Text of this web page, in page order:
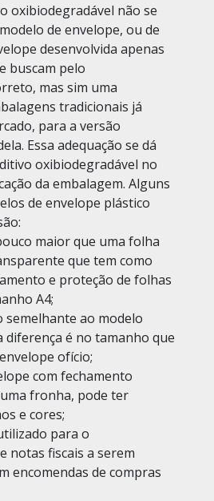
oxibiodegradável não se
de envelope, ou de
desenvolvida apenas
buscam pelo
mas sim uma
tradicionais já
para a versão
Essa adequação se dá
oxibiodegradável no
da embalagem. Alguns
de envelope plástico
maior que uma folha
que tem como
e proteção de folhas
A4;
ao modelo
diferença é no tamanho que
ofício;
com fechamento
fronha, pode ter
e cores;
para o
notas fiscais a serem
encomendas de compras